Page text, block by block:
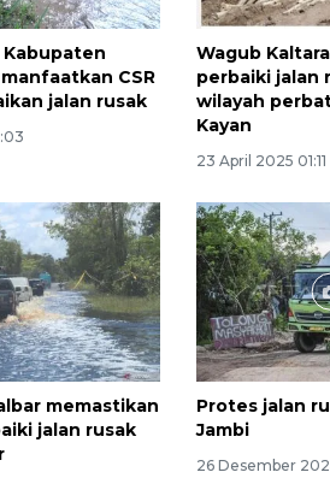
CSR
jalan rusak
Wagub
perbaiki jalan
wilayah
Kayan
23 April 2025 01:11
memastikan
jalan rusak
Protes jalan
Jambi
26 Desember
Karhutla
terluas di
22 Juli 2026 10:51